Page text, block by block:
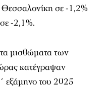
σε -1,2%
-2,1%.
μισθώματα των
κατέγραψαν
εξάμηνο του 2025